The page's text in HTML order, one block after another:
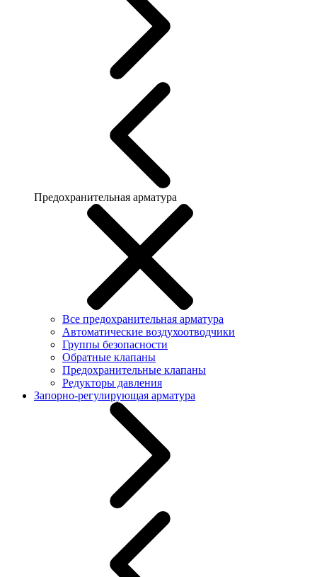
Предохранительная арматура
Все предохранительная арматура
Автоматические воздухоотводчики
Группы безопасности
Обратные клапаны
Предохранительные клапаны
Редукторы давления
Запорно-регулирующая арматура